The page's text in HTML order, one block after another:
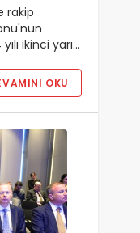
rakip
ikinci yarı…
OKU